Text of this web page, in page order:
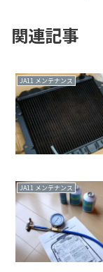
関連記事
JA11 メンテナンス
JA11 メンテナンス